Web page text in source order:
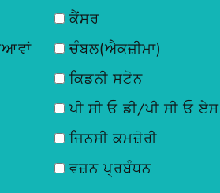
ਕੈਂਸਰ
ਚੰਬਲ(ਐਕਜ਼ੀਮਾ)
ਕਿਡਨੀ ਸਟੋਨ
ਪੀ ਸੀ ਓ ਡੀ/ਪੀ ਸੀ ਓ ਏਸ
ਜਿਨਸੀ ਕਮਜ਼ੋਰੀ
ਵਜ਼ਨ ਪ੍ਰਬੰਧਨ